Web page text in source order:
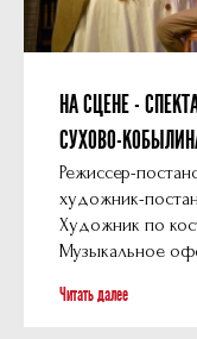
НА СЦЕНЕ -
СУХОВО-
Режиссер-
художник-
Художник по
Музыкальное
Читать далее